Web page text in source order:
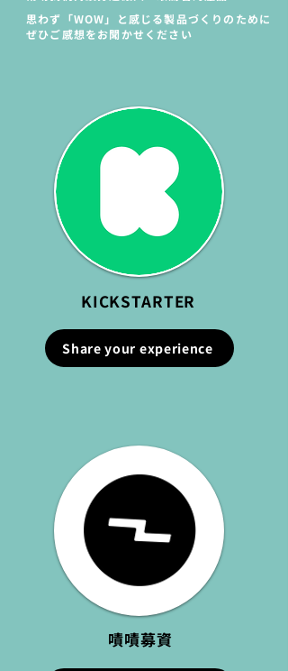
思わず「WOW」と感じる製品づくりのために
ぜひご感想をお聞かせください
KICKSTARTER
Share your experience
嘖嘖募資